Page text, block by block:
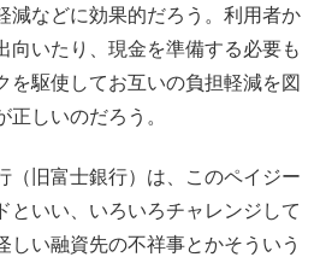
減などに効果的だろう。利用者か
向いたり、現金を準備する必要も
を駆使してお互いの負担軽減を図
正しいのだろう。
（旧富士銀行）は、このペイジー
といい、いろいろチャレンジして
しい融資先の不祥事とかそういう